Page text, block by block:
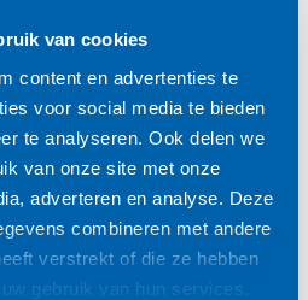
van cookies
content en advertenties te
voor social media te bieden
te analyseren. Ook delen we
van onze site met onze
adverteren en analyse. Deze
combineren met andere
verstrekt of die ze hebben
gebruik van hun services.